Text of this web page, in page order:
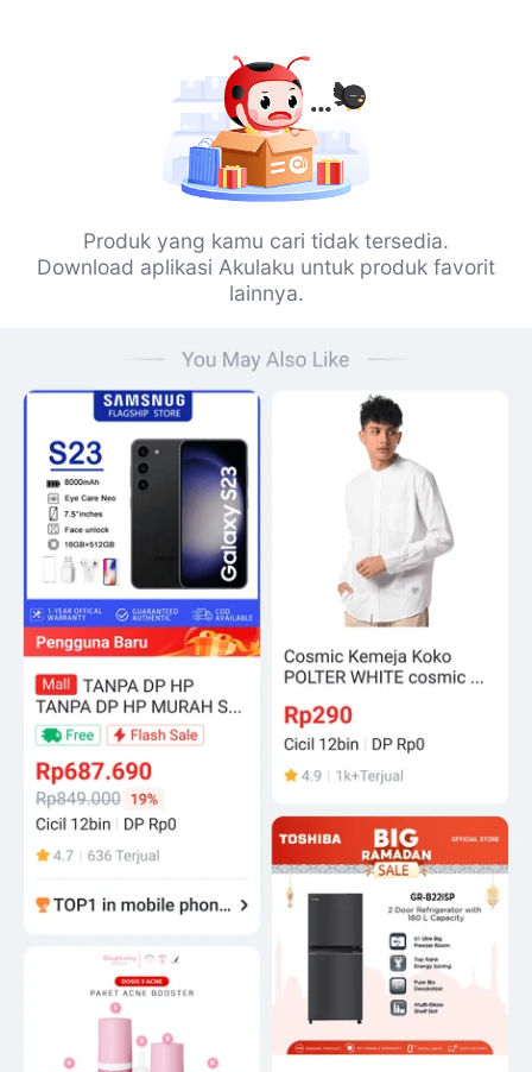
Produk yang kamu cari tidak tersedia.
Download aplikasi Akulaku untuk produk favorit
lainnya.